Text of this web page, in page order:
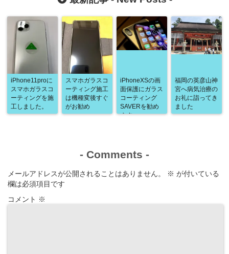
iPhone11proに
スマホガラスコ
ーティングを施
工しました。
スマホガラスコ
ーティング施工
は機種変後すぐ
がお勧め
iPhoneXSの画
面保護にガラス
コーティング
SAVERを勧め
ます
福岡の英彦山神
宮へ病気治療の
お礼に詣ってき
ました
- Comments -
メールアドレスが公開されることはありません。 ※ が付いている
欄は必須項目です
コメント ※